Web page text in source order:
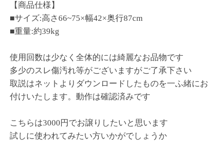
【商品仕様】
■サイズ:高さ66~75×幅42×奥行87cm
■重量:約39kg
使用回数は少なく全体的には綺麗なお品物です
多少のスレ傷汚れ等がございますがご了承下さい
取説はネットよりダウンロードしたものを一ふ緒にお
付けいたします。動作は確認済みです
こちらは3000円でお譲りしたいと思います
試しに使われてみたい方いかがでしょうか